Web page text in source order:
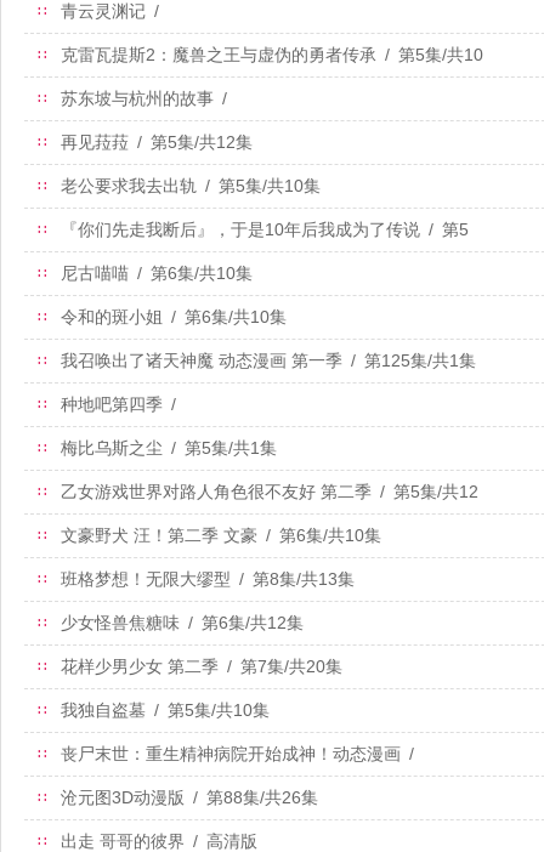
∷ 青云灵渊记 /
∷ 克雷瓦提斯2：魔兽之王与虚伪的勇者传承 / 第5集/共10
集
∷ 苏东坡与杭州的故事 /
∷ 再见菈菈 / 第5集/共12集
∷ 老公要求我去出轨 / 第5集/共10集
∷ 『你们先走我断后』，于是10年后我成为了传说 / 第5
集/共12集
∷ 尼古喵喵 / 第6集/共10集
∷ 令和的斑小姐 / 第6集/共10集
∷ 我召唤出了诸天神魔 动态漫画 第一季 / 第125集/共1集
∷ 种地吧第四季 /
∷ 梅比乌斯之尘 / 第5集/共1集
∷ 乙女游戏世界对路人角色很不友好 第二季 / 第5集/共12
集
∷ 文豪野犬 汪！第二季 文豪 / 第6集/共10集
∷ 班格梦想！无限大缪型 / 第8集/共13集
∷ 少女怪兽焦糖味 / 第6集/共12集
∷ 花样少男少女 第二季 / 第7集/共20集
∷ 我独自盗墓 / 第5集/共10集
∷ 丧尸末世：重生精神病院开始成神！动态漫画 /
∷ 沧元图3D动漫版 / 第88集/共26集
∷ 出走 哥哥的彼界 / 高清版